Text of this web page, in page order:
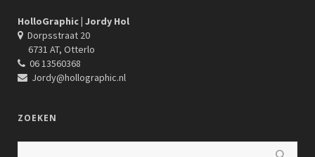
HolloGraphic | Jordy Hol
Dorpsstraat 20
6731 AT, Otterlo
06 13560368
Jordy@hollographic.nl
ZOEKEN